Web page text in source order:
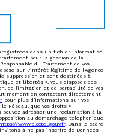
dans un fichier informatisé
pour la gestion de la
du Traitement de vos
sur l'intérêt légitime de l'Agence
suppression et sont destinées à
et libertés », vous disposez des
de limitation et de portabilité de vos
moment en contactant directement
pour plus d’informations sur vos
Réseau, que vos droits «
adresser une réclamation à la
au démarchage téléphonique
https://www.bloctel.gouv.fr. Dans le cadre
à ne pas inscrire de Données